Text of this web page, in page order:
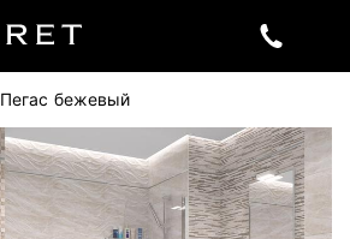
Пегас бежевый